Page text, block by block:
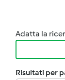
Adatta la
Risultati per